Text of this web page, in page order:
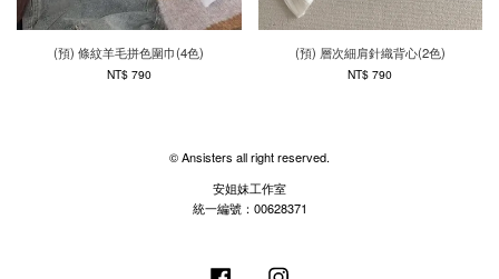
(預) 條紋羊毛拼色圍巾(4色)
NT$ 790
(預) 層次細肩針織背心(2色)
NT$ 790
© Ansisters all right reserved.
安姐妹工作室
統一編號：00628371
Facebook